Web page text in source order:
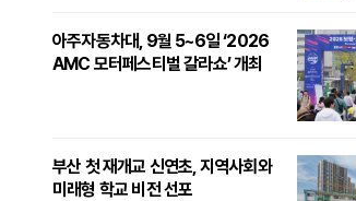
아주자동차대, 9월 5~6일 ‘2026
AMC 모터페스티벌 갈라쇼’ 개최
부산 첫 재개교 신연초, 지역사회와
미래형 학교 비전 선포